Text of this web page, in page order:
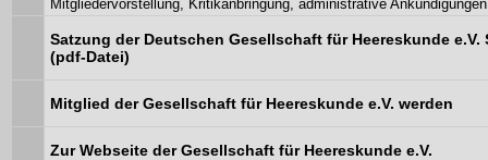
Mitgliedervorstellung, Kritikanbringung, administrative Ankündigungen
Satzung der Deutschen Gesellschaft für Heereskunde e.V.
(pdf-Datei)
Mitglied der Gesellschaft für Heereskunde e.V. werden
Zur Webseite der Gesellschaft für Heereskunde e.V.